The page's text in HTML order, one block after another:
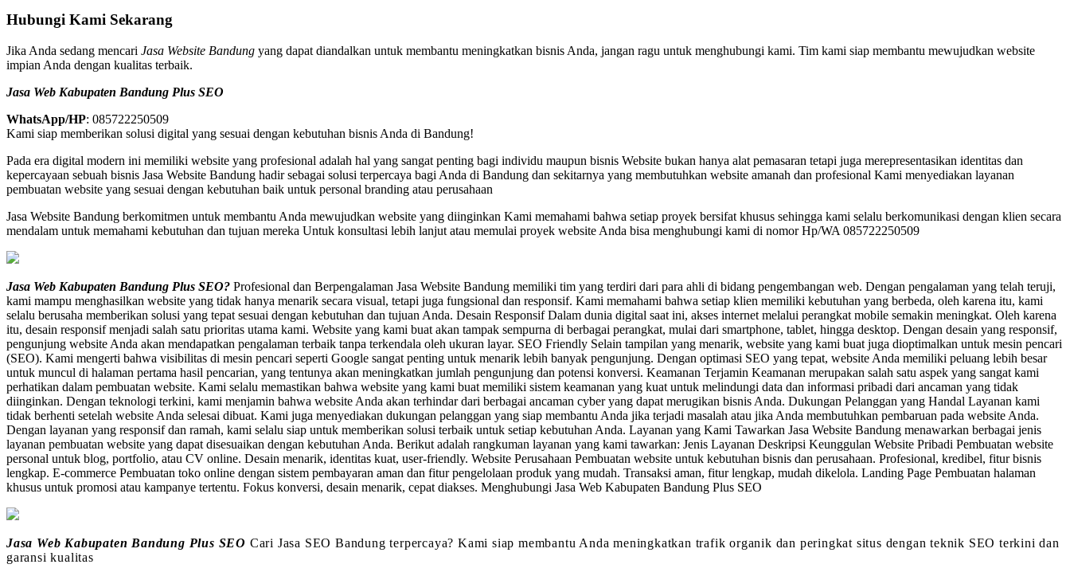
Hubungi Kami Sekarang
Jika Anda sedang mencari Jasa Website Bandung yang dapat diandalkan untuk membantu meningkatkan bisnis Anda, jangan ragu untuk menghubungi kami. Tim kami siap membantu mewujudkan website
impian Anda dengan kualitas terbaik.
Jasa Web Kabupaten Bandung Plus SEO
WhatsApp/HP: 085722250509
Kami siap memberikan solusi digital yang sesuai dengan kebutuhan bisnis Anda di Bandung!
Pada era digital modern ini memiliki website yang profesional adalah hal yang sangat penting bagi individu maupun bisnis Website bukan hanya alat pemasaran tetapi juga merepresentasikan identitas dan
kepercayaan sebuah bisnis Jasa Website Bandung hadir sebagai solusi terpercaya bagi Anda di Bandung dan sekitarnya yang membutuhkan website amanah dan profesional Kami menyediakan layanan
pembuatan website yang sesuai dengan kebutuhan baik untuk personal branding atau perusahaan
Jasa Website Bandung berkomitmen untuk membantu Anda mewujudkan website yang diinginkan Kami memahami bahwa setiap proyek bersifat khusus sehingga kami selalu berkomunikasi dengan klien secara
mendalam untuk memahami kebutuhan dan tujuan mereka Untuk konsultasi lebih lanjut atau memulai proyek website Anda bisa menghubungi kami di nomor Hp/WA 085722250509
Jasa Web Kabupaten Bandung Plus SEO? Profesional dan Berpengalaman Jasa Website Bandung memiliki tim yang terdiri dari para ahli di bidang pengembangan web. Dengan pengalaman yang telah teruji,
kami mampu menghasilkan website yang tidak hanya menarik secara visual, tetapi juga fungsional dan responsif. Kami memahami bahwa setiap klien memiliki kebutuhan yang berbeda, oleh karena itu, kami
selalu berusaha memberikan solusi yang tepat sesuai dengan kebutuhan dan tujuan Anda. Desain Responsif Dalam dunia digital saat ini, akses internet melalui perangkat mobile semakin meningkat. Oleh karena
itu, desain responsif menjadi salah satu prioritas utama kami. Website yang kami buat akan tampak sempurna di berbagai perangkat, mulai dari smartphone, tablet, hingga desktop. Dengan desain yang responsif,
pengunjung website Anda akan mendapatkan pengalaman terbaik tanpa terkendala oleh ukuran layar. SEO Friendly Selain tampilan yang menarik, website yang kami buat juga dioptimalkan untuk mesin pencari
(SEO). Kami mengerti bahwa visibilitas di mesin pencari seperti Google sangat penting untuk menarik lebih banyak pengunjung. Dengan optimasi SEO yang tepat, website Anda memiliki peluang lebih besar
untuk muncul di halaman pertama hasil pencarian, yang tentunya akan meningkatkan jumlah pengunjung dan potensi konversi. Keamanan Terjamin Keamanan merupakan salah satu aspek yang sangat kami
perhatikan dalam pembuatan website. Kami selalu memastikan bahwa website yang kami buat memiliki sistem keamanan yang kuat untuk melindungi data dan informasi pribadi dari ancaman yang tidak
diinginkan. Dengan teknologi terkini, kami menjamin bahwa website Anda akan terhindar dari berbagai ancaman cyber yang dapat merugikan bisnis Anda. Dukungan Pelanggan yang Handal Layanan kami
tidak berhenti setelah website Anda selesai dibuat. Kami juga menyediakan dukungan pelanggan yang siap membantu Anda jika terjadi masalah atau jika Anda membutuhkan pembaruan pada website Anda.
Dengan layanan yang responsif dan ramah, kami selalu siap untuk memberikan solusi terbaik untuk setiap kebutuhan Anda. Layanan yang Kami Tawarkan Jasa Website Bandung menawarkan berbagai jenis
layanan pembuatan website yang dapat disesuaikan dengan kebutuhan Anda. Berikut adalah rangkuman layanan yang kami tawarkan: Jenis Layanan Deskripsi Keunggulan Website Pribadi Pembuatan website
personal untuk blog, portfolio, atau CV online. Desain menarik, identitas kuat, user-friendly. Website Perusahaan Pembuatan website untuk kebutuhan bisnis dan perusahaan. Profesional, kredibel, fitur bisnis
lengkap. E-commerce Pembuatan toko online dengan sistem pembayaran aman dan fitur pengelolaan produk yang mudah. Transaksi aman, fitur lengkap, mudah dikelola. Landing Page Pembuatan halaman
khusus untuk promosi atau kampanye tertentu. Fokus konversi, desain menarik, cepat diakses. Menghubungi Jasa Web Kabupaten Bandung Plus SEO
Jasa Web Kabupaten Bandung Plus SEO Cari Jasa SEO Bandung terpercaya? Kami siap membantu Anda meningkatkan trafik organik dan peringkat situs dengan teknik SEO terkini dan
garansi kualitas